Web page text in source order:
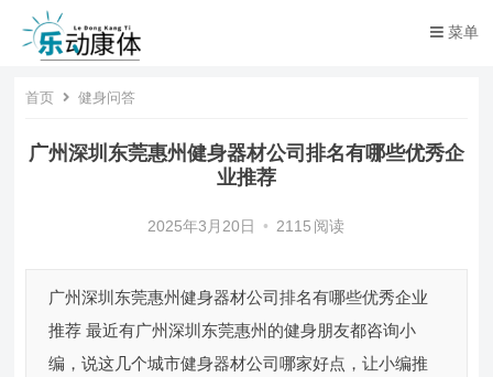
菜单
首页 健身问答
广州深圳东莞惠州健身器材公司排名有哪些优秀企
业推荐
2025年3月20日 • 2115 阅读
广州深圳东莞惠州健身器材公司排名有哪些优秀企业
推荐 最近有广州深圳东莞惠州的健身朋友都咨询小
编，说这几个城市健身器材公司哪家好点，让小编推